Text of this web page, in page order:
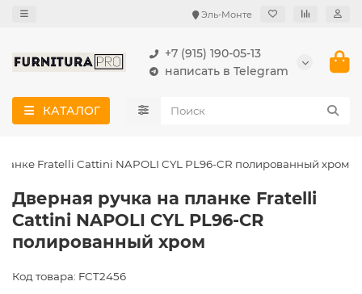
Эль-Монте
+7 (915) 190-05-13
написать в Telegram
КАТАЛОГ
Fratelli Cattini NAPOLI CYL PL96-CR полированный хром
Дверная ручка на планке Fratelli
Cattini NAPOLI CYL PL96-CR
полированный хром
Код товара: FCT2456